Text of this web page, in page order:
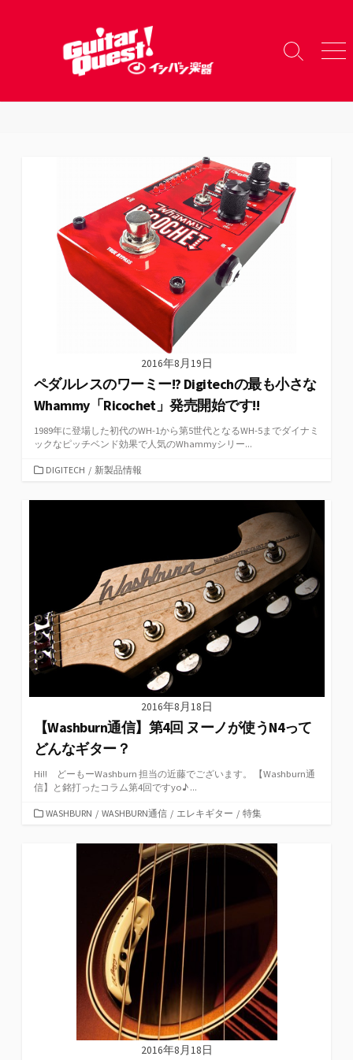
へ
検
り
メ
ー
2016年8月19日
ペダルレスのワーミー!? Digitechの最も小さな
Whammy「Ricochet」発売開始です!!
1989年に登場した初代のWH-1から第5世代となるWH-5までダイナミ
ックなピッチベンド効果で人気のWhammyシリー...
カ
ゴ
DIGITECH / 新製品情報
2016年8月18日
【Washburn通信】第4回 ヌーノが使うN4って
どんなギター？
Hi!! どーもーWashburn 担当の近藤でございます。 【Washburn通
信】と銘打ったコラム第4回ですyo♪ ...
カWASHBURN / WASHBURN通信 / エレキギター / 特集
2016年8月18日